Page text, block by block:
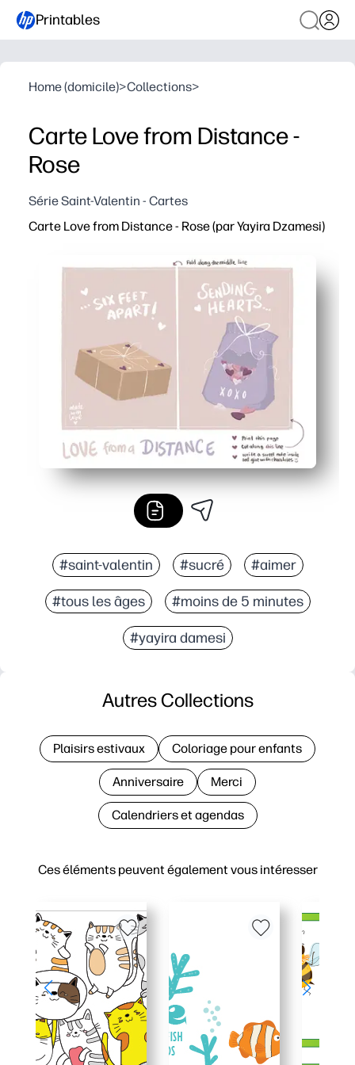
Printables
Home (domicile)>Collections>
Carte Love from Distance -
Rose
Série Saint-Valentin - Cartes
Carte Love from Distance - Rose (par Yayira Dzamesi)
#saint-valentin #sucré #aimer
#tous les âges #moins de 5 minutes
#yayira damesi
Ces éléments peuvent également vous intéresser
Autres Collections
Plaisirs estivaux Coloriage pour enfants
Anniversaire Merci
Calendriers et agendas